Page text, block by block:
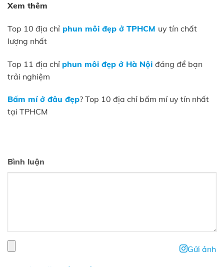
Xem thêm
Top 10 địa chỉ phun môi đẹp ở TPHCM uy tín chất
lượng nhất
Top 11 địa chỉ phun môi đẹp ở Hà Nội đáng để bạn
trải nghiệm
Bấm mí ở đâu đẹp? Top 10 địa chỉ bấm mí uy tín nhất
tại TPHCM
Bình luận
Gửi ảnh